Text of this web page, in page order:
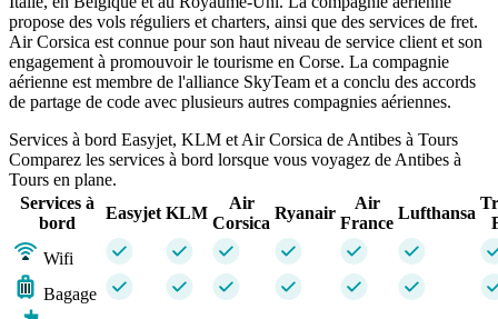
propose des vols réguliers et charters, ainsi que des services de fret.
Air Corsica est connue pour son haut niveau de service client et son
engagement à promouvoir le tourisme en Corse. La compagnie
aérienne est membre de l'alliance SkyTeam et a conclu des accords
de partage de code avec plusieurs autres compagnies aériennes.
Services à bord Easyjet, KLM et Air Corsica de Antibes à Tours
Comparez les services à bord lorsque vous voyagez de Antibes à
Tours en plane.
Services à
bord
Easyjet KLM
Air
Corsica
Ryanair
Air
France
Lufthansa
Wifi
Bagage